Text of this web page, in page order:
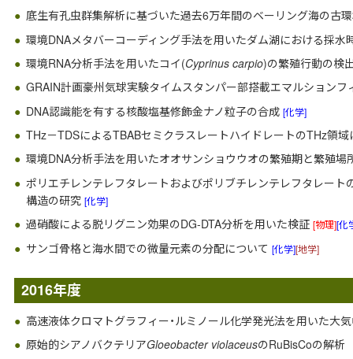
底生有孔虫群集解析に基づいた過去6万年間のベーリング海の古
環境DNAメタバーコーディング手法を用いたダム湖における採
環境RNA分析手法を用いたコイ(Cyprinus carpio)の繁殖行動の検
GRAIN計画豪州気球実験タイムスタンパー部搭載エマルション
DNA認識能を有する核酸塩基修飾金ナノ粒子の合成[化学]
THz－TDSによるTBABセミクラスレートハイドレートのTHz領
環境DNA分析手法を用いたオオサンショウウオの繁殖期と繁殖
ポリエチレンテレフタレートおよびポリブチレンテレフタレー
構造の研究[化学]
過硝酸による脱リグニン効果のDG-DTA分析を用いた検証[物理][化
サンゴ骨格と海水間での微量元素の分配について[化学][地学]
2016年度
高速液体クロマトグラフィー・ルミノール化学発光法を用いた大
原始的シアノバクテリアGloeobacter violaceusのRuBisCoの解析